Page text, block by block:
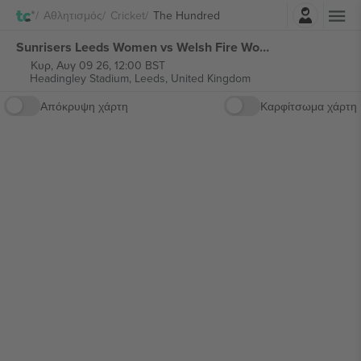
Αθλητισμός Cricket The HundredΣύνδεση
Sunrisers Leeds Women vs Welsh Fire Women/Sunrisers Leeds Men vs Welsh Fire Men The Hundred εισιτήρια
Κυρ, Αυγ 09 26, 12:00 BST
Headingley Stadium, Leeds, United Kingdom
Απόκρυψη χάρτη
Καρφίτσωμα χάρτη